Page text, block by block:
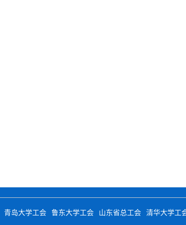
青岛大学工会 鲁东大学工会 山东省总工会 清华大学工